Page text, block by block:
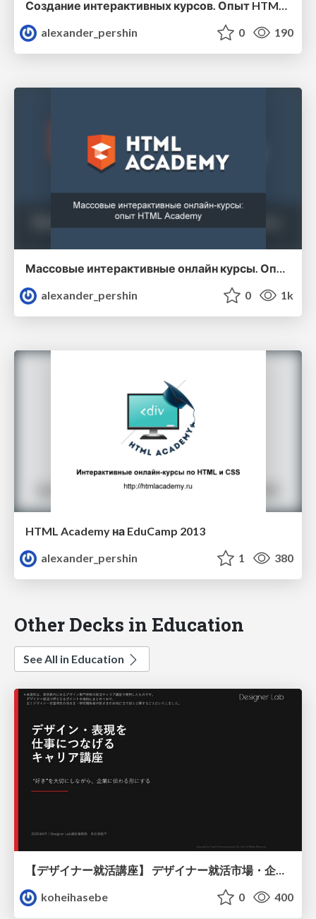
alexander_pershin
0 190
Массовые интерактивные онлайн курсы. Опыт HTML Academy
alexander_pershin
0 1k
HTML Academy на EduCamp 2013
alexander_pershin
1 380
Other Decks in Education
See All in Education
【デザイナー就活講座】 デザイナー就活市場・企業探し・ポートフォリオのポイント
koheihasebe
0 400